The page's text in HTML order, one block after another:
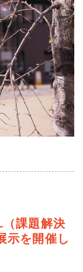
（課題解決
示を開催し